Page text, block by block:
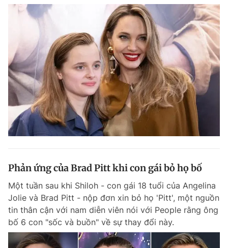
Phản ứng của Brad Pitt khi con gái bỏ họ bố
Một tuần sau khi Shiloh - con gái 18 tuổi của Angelina
Jolie và Brad Pitt - nộp đơn xin bỏ họ 'Pitt', một nguồn
tin thân cận với nam diễn viên nói với People rằng ông
bố 6 con "sốc và buồn" về sự thay đổi này.